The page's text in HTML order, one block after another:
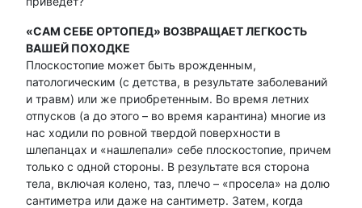
«САМ СЕБЕ ОРТОПЕД» ВОЗВРАЩАЕТ ЛЕГКОСТЬ
ВАШЕЙ ПОХОДКЕ
Плоскостопие может быть врожденным,
патологическим (с детства, в результате заболеваний
и травм) или же приобретенным. Во время летних
отпусков (а до этого – во время карантина) многие из
нас ходили по ровной твердой поверхности в
шлепанцах и «нашлепали» себе плоскостопие, причем
только с одной стороны. В результате вся сторона
тела, включая колено, таз, плечо – «просела» на долю
сантиметра или даже на сантиметр. Затем, когда